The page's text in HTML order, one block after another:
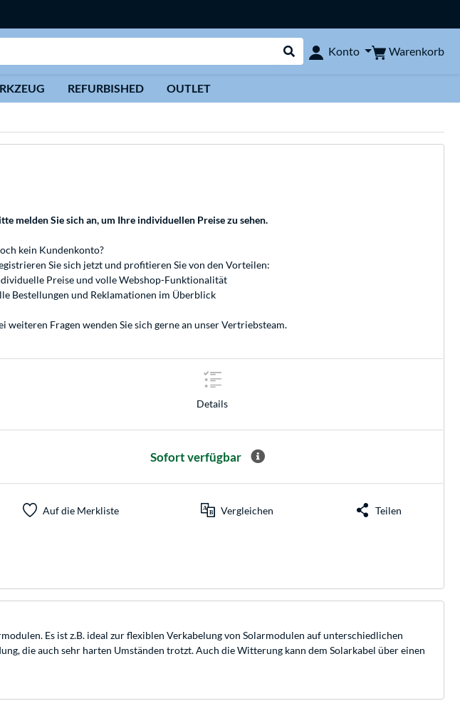
Suche durchführen
Konto Warenkorb
REFURBISHED OUTLET
melden Sie sich an, um Ihre individuellen Preise zu sehen.
kein Kundenkonto?
Sie sich jetzt und profitieren Sie von den Vorteilen:
Preise und volle Webshop-Funktionalität
Bestellungen und Reklamationen im Überblick
weiteren Fragen wenden Sie sich gerne an unserVertriebsteam.
Details
Sofort verfügbar
Auf die Merkliste Vergleichen Teilen
Es ist z.B. ideal zur flexiblen Verkabelung von Solarmodulen auf unterschiedlichen
die auch sehr harten Umständen trotzt. Auch die Witterung kann dem Solarkabel über einen